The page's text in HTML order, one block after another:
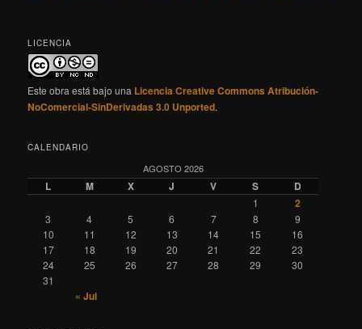
LICENCIA
Este obra está bajo una Licencia Creative Commons Atribución-
NoComercial-SinDerivadas 3.0 Unported.
CALENDARIO
AGOSTO 2026
L M X J V S D
1 2
3 4 5 6 7 8
9
10
11 12 13 14 15
16
17
18 19 20 21 22
23
24
25 26 27 28 29
30
31
« Jul